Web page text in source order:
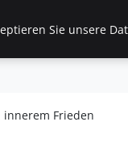
Frauen / Mode
innerem Frieden
Sie unsere